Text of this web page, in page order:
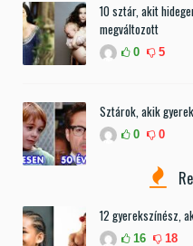
10 sztár, akit
megváltozott
0 5
Sztárok, akik
0 0
12 gyerekszínész,
16 18